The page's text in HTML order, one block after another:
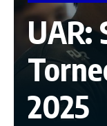
UAR:
2025